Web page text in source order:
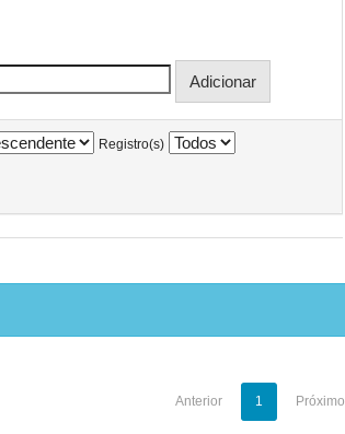
Registro(s)
Anterior 1 Próximo